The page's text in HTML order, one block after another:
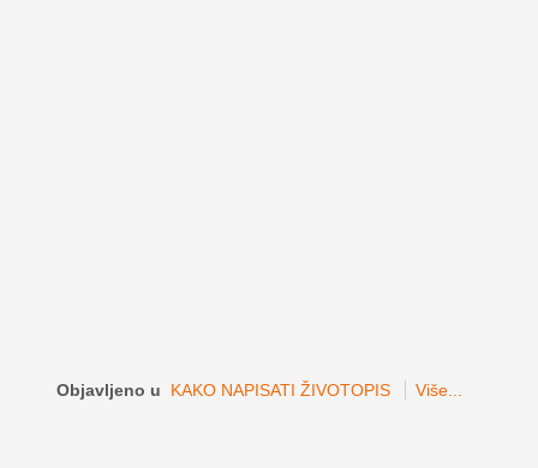
Objavljeno u KAKO NAPISATI ŽIVOTOPIS Više...